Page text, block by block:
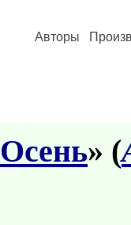
Авторы
Осень» (